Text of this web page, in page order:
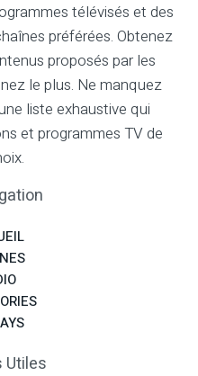
télévisés et des
préférées. Obtenez
proposés par les
le plus. Ne manquez
liste exhaustive qui
et programmes TV de
Utiles